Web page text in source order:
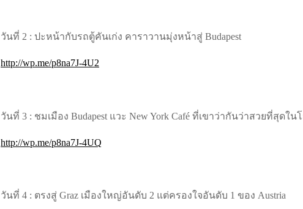
วันที่ 2 : ปะหน้ากับรถตู้คันเก่ง คาราวานมุ่งหน้าสู่ Budapest
http://wp.me/p8na7J-4U2
วันที่ 3 : ชมเมือง Budapest แวะ New York Café ที่เขาว่ากันว่าสวยที่สุดใน
http://wp.me/p8na7J-4UQ
วันที่ 4 : ตรงสู่ Graz เมืองใหญ่อันดับ 2 แต่ครองใจอันดับ 1 ของ Austria